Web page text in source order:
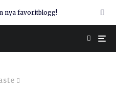
nya favoritblogg!